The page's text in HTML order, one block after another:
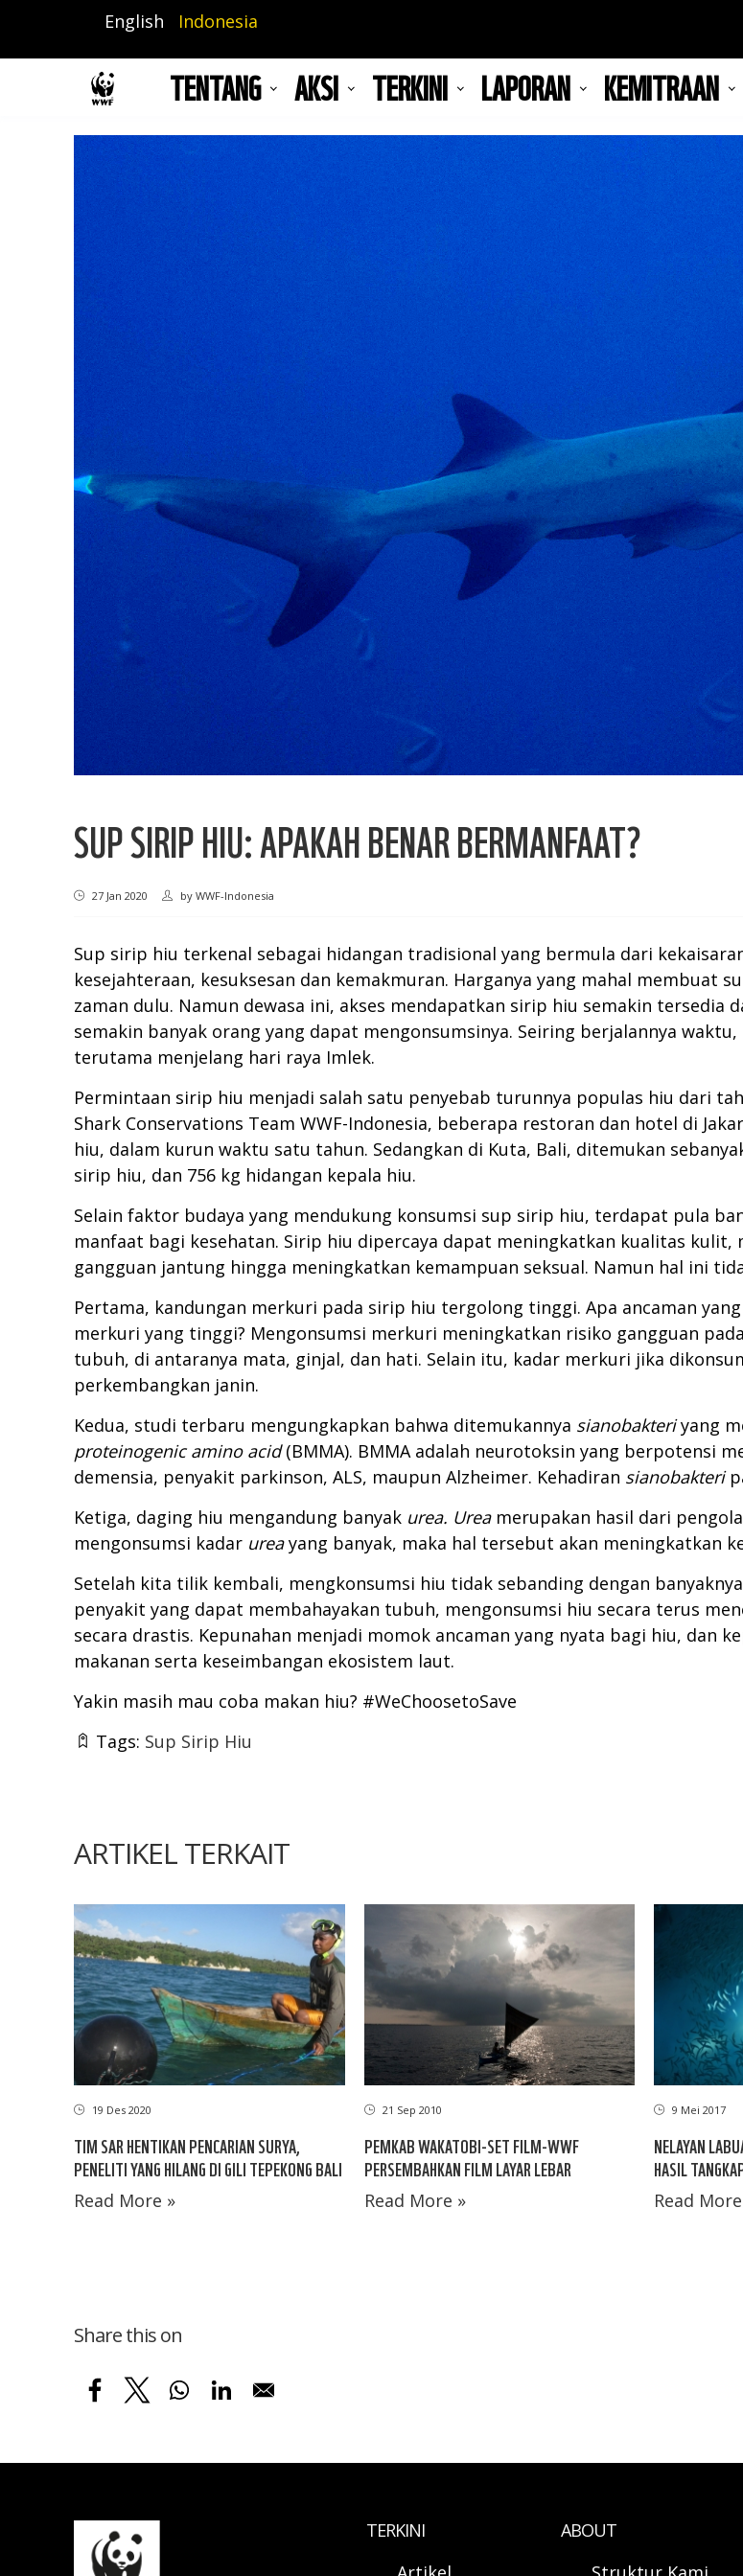
isi
English Indonesia
TENTANG AKSI TERKINI LAPORAN KEMITRAAN
SUP SIRIP HIU: APAKAH BENAR BERMANFAAT?
27 Jan 2020 by WWF-Indonesia
Sup sirip hiu terkenal sebagai hidangan tradisional yang bermula dari
kesejahteraan, kesuksesan dan kemakmuran. Harganya yang mahal membuat
zaman dulu. Namun dewasa ini, akses mendapatkan sirip hiu semakin
semakin banyak orang yang dapat mengonsumsinya. Seiring berjalannya
terutama menjelang hari raya Imlek.
Permintaan sirip hiu menjadi salah satu penyebab turunnya populas hiu dari
Shark Conservations Team WWF-Indonesia, beberapa restoran dan hotel di
hiu, dalam kurun waktu satu tahun. Sedangkan di Kuta, Bali, ditemukan
sirip hiu, dan 756 kg hidangan kepala hiu.
Selain faktor budaya yang mendukung konsumsi sup sirip hiu, terdapat pula
manfaat bagi kesehatan. Sirip hiu dipercaya dapat meningkatkan kualitas
gangguan jantung hingga meningkatkan kemampuan seksual. Namun hal ini
Pertama, kandungan merkuri pada sirip hiu tergolong tinggi. Apa ancaman
merkuri yang tinggi? Mengonsumsi merkuri meningkatkan risiko gangguan
tubuh, di antaranya mata, ginjal, dan hati. Selain itu, kadar merkuri jika
perkembangkan janin.
Kedua, studi terbaru mengungkapkan bahwa ditemukannya sianobakteriyang
proteinogenic amino acid(BMMA). BMMA adalah neurotoksin yang berpotensi
demensia, penyakit parkinson, ALS, maupun Alzheimer. Kehadiran sianobakteri
Ketiga, daging hiu mengandung banyak urea. Ureamerupakan hasil dari
mengonsumsi kadar ureayang banyak, maka hal tersebut akan meningkatkan
Setelah kita tilik kembali, mengkonsumsi hiu tidak sebanding dengan
penyakit yang dapat membahayakan tubuh, mengonsumsi hiu secara terus
secara drastis. Kepunahan menjadi momok ancaman yang nyata bagi hiu, dan
makanan serta keseimbangan ekosistem laut.
Yakin masih mau coba makan hiu? #WeChoosetoSave
Tags: Sup Sirip Hiu
ARTIKEL TERKAIT
19 Des 2020
TIM SAR HENTIKAN PENCARIAN SURYA,
PENELITI YANG HILANG DI GILI TEPEKONG BALI
Read More »
21 Sep 2010
PEMKAB WAKATOBI-SET FILM-WWF
PERSEMBAHKAN FILM LAYAR LEBAR
Read More »
9 Mei 2017
NELAYAN
HASIL
Read
Share this on
TERKINI
ABOUT